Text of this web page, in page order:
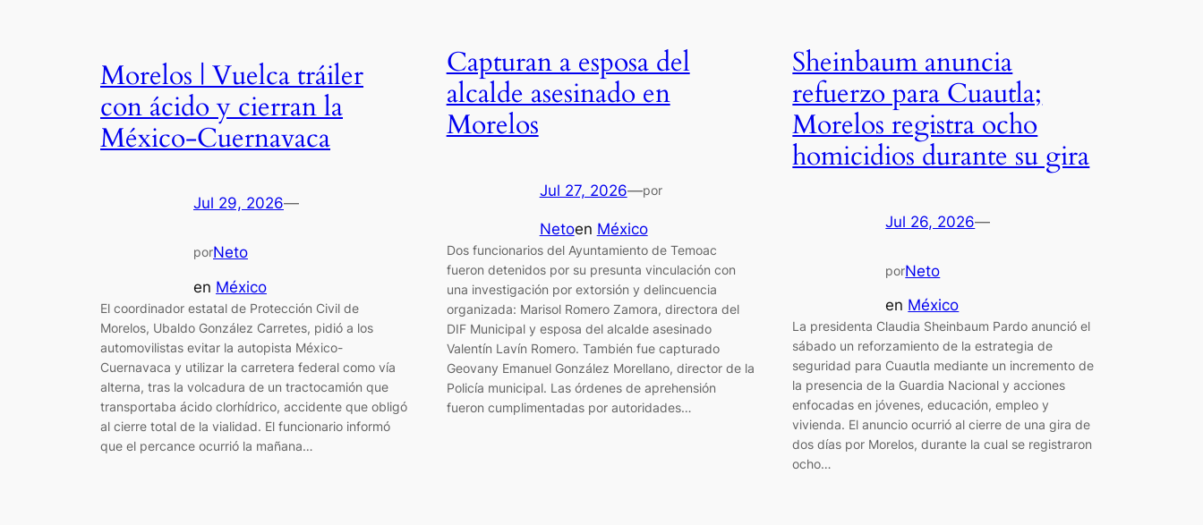
Morelos | Vuelca tráiler
con ácido y cierran la
México-Cuernavaca
Jul 29, 2026—
porNeto
en México
El coordinador estatal de Protección Civil de
Morelos, Ubaldo González Carretes, pidió a los
automovilistas evitar la autopista México-
Cuernavaca y utilizar la carretera federal como vía
alterna, tras la volcadura de un tractocamión que
transportaba ácido clorhídrico, accidente que obligó
al cierre total de la vialidad. El funcionario informó
que el percance ocurrió la mañana…
Capturan a esposa del
alcalde asesinado en
Morelos
Jul 27, 2026—por
Netoen México
Dos funcionarios del Ayuntamiento de Temoac
fueron detenidos por su presunta vinculación con
una investigación por extorsión y delincuencia
organizada: Marisol Romero Zamora, directora del
DIF Municipal y esposa del alcalde asesinado
Valentín Lavín Romero. También fue capturado
Geovany Emanuel González Morellano, director de la
Policía municipal. Las órdenes de aprehensión
fueron cumplimentadas por autoridades…
Sheinbaum anuncia
refuerzo para Cuautla;
Morelos registra ocho
homicidios durante su gira
Jul 26, 2026—
porNeto
en México
La presidenta Claudia Sheinbaum Pardo anunció el
sábado un reforzamiento de la estrategia de
seguridad para Cuautla mediante un incremento de
la presencia de la Guardia Nacional y acciones
enfocadas en jóvenes, educación, empleo y
vivienda. El anuncio ocurrió al cierre de una gira de
dos días por Morelos, durante la cual se registraron
ocho…